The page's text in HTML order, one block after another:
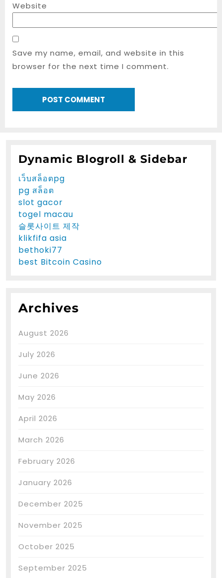
Website
Save my name, email, and website in this
browser for the next time I comment.
Dynamic Blogroll & Sidebar
เว็บสล็อตpg
pg สล็อต
slot gacor
togel macau
슬롯사이트 제작
klikfifa asia
bethoki77
best Bitcoin Casino
Archives
August 2026
July 2026
June 2026
May 2026
April 2026
March 2026
February 2026
January 2026
December 2025
November 2025
October 2025
September 2025